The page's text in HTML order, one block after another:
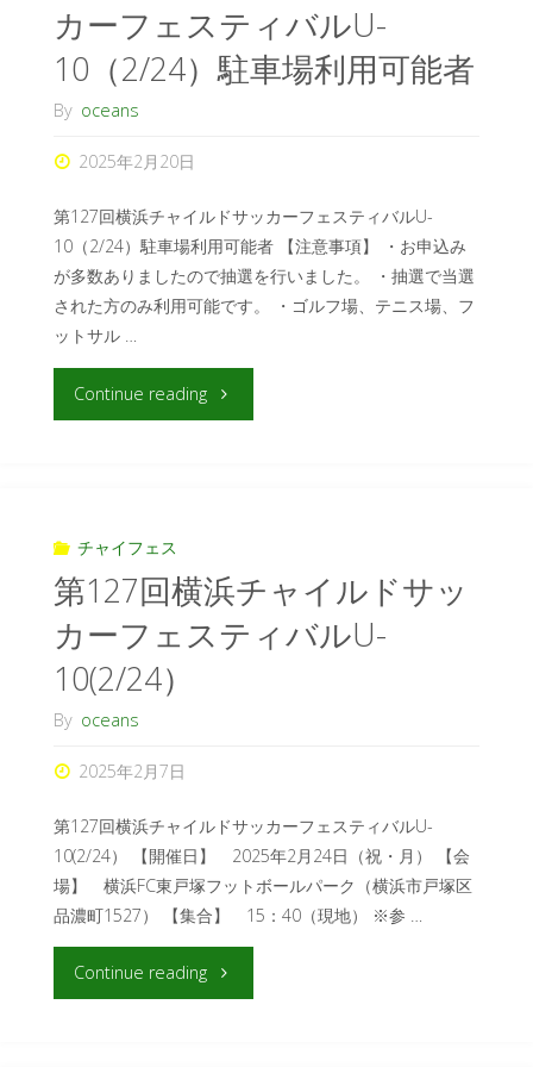
カーフェスティバルU-
10（2/24）駐車場利用可能者
By oceans
2025年2月20日
第127回横浜チャイルドサッカーフェスティバルU-
10（2/24）駐車場利用可能者 【注意事項】 ・お申込み
が多数ありましたので抽選を行いました。 ・抽選で当選
された方のみ利用可能です。 ・ゴルフ場、テニス場、フ
ットサル …
Continue reading
チャイフェス
第127回横浜チャイルドサッ
カーフェスティバルU-
10(2/24）
By oceans
2025年2月7日
第127回横浜チャイルドサッカーフェスティバルU-
10(2/24） 【開催日】 2025年2月24日（祝・月） 【会
場】 横浜FC東戸塚フットボールパーク（横浜市戸塚区
品濃町1527） 【集合】 15：40（現地） ※参 …
Continue reading